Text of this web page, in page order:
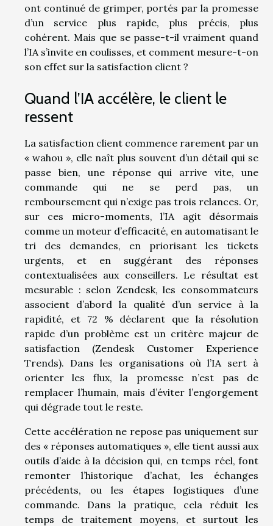
ont continué de grimper, portés par la promesse
d’un service plus rapide, plus précis, plus
cohérent. Mais que se passe-t-il vraiment quand
l’IA s’invite en coulisses, et comment mesure-t-on
son effet sur la satisfaction client ?
Quand l’IA accélère, le client le
ressent
La satisfaction client commence rarement par un
« wahou », elle naît plus souvent d’un détail qui se
passe bien, une réponse qui arrive vite, une
commande qui ne se perd pas, un
remboursement qui n’exige pas trois relances. Or,
sur ces micro-moments, l’IA agit désormais
comme un moteur d’efficacité, en automatisant le
tri des demandes, en priorisant les tickets
urgents, et en suggérant des réponses
contextualisées aux conseillers. Le résultat est
mesurable : selon Zendesk, les consommateurs
associent d’abord la qualité d’un service à la
rapidité, et 72 % déclarent que la résolution
rapide d’un problème est un critère majeur de
satisfaction (Zendesk Customer Experience
Trends). Dans les organisations où l’IA sert à
orienter les flux, la promesse n’est pas de
remplacer l’humain, mais d’éviter l’engorgement
qui dégrade tout le reste.
Cette accélération ne repose pas uniquement sur
des « réponses automatiques », elle tient aussi aux
outils d’aide à la décision qui, en temps réel, font
remonter l’historique d’achat, les échanges
précédents, ou les étapes logistiques d’une
commande. Dans la pratique, cela réduit les
temps de traitement moyens, et surtout les